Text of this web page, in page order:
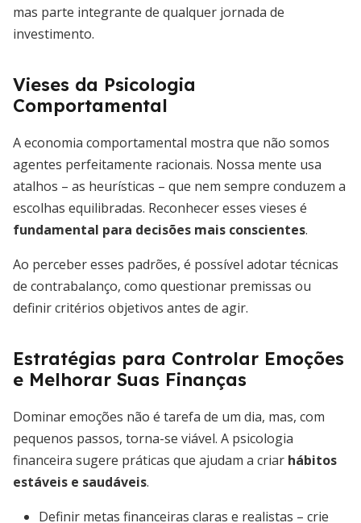
mas parte integrante de qualquer jornada de
investimento.
Vieses da Psicologia
Comportamental
A economia comportamental mostra que não somos
agentes perfeitamente racionais. Nossa mente usa
atalhos – as heurísticas – que nem sempre conduzem a
escolhas equilibradas. Reconhecer esses vieses é
fundamental para decisões mais conscientes.
Ao perceber esses padrões, é possível adotar técnicas
de contrabalanço, como questionar premissas ou
definir critérios objetivos antes de agir.
Estratégias para Controlar Emoções
e Melhorar Suas Finanças
Dominar emoções não é tarefa de um dia, mas, com
pequenos passos, torna-se viável. A psicologia
financeira sugere práticas que ajudam a criar hábitos
estáveis e saudáveis.
Definir metas financeiras claras e realistas – crie